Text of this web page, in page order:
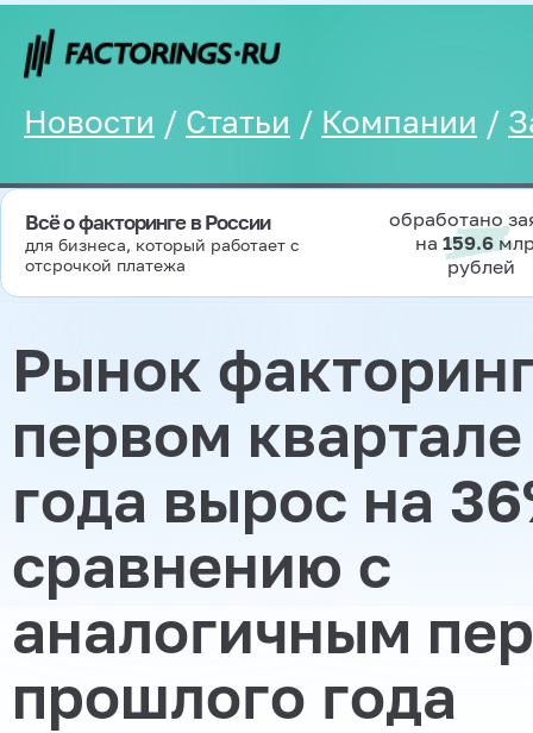
Новости / Статьи / Компании /
Всё о факторинге в России
для бизнеса, который работает с
отсрочкой платежа
обработано
на 159.6
рублей
Рынок
первом
года вырос на
сравнению с
аналогичным
прошлого года